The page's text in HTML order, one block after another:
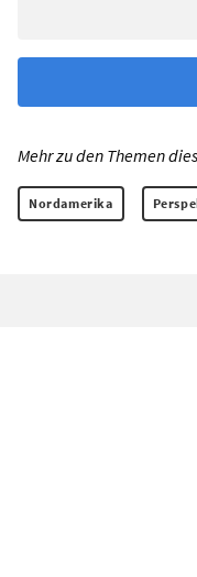
Mehr zu den Themen
Nordamerika